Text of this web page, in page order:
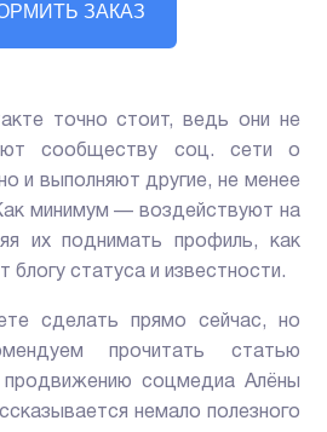
ЗАКАЗ
точно стоит, ведь они не
сообществу соц. сети о
и выполняют другие, не менее
минимум — воздействуют на
их поднимать профиль, как
статуса и известности.
сделать прямо сейчас, но
прочитать статью
соцмедиа Алёны
немало полезного